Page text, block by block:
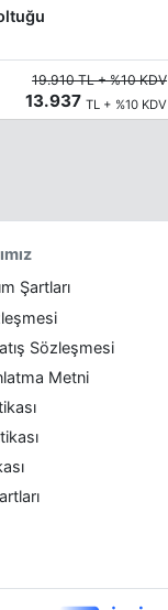
19.910 TL + %10 KDV
13.937TL + %10 KDV
Şartları
Sözleşmesi
Metni